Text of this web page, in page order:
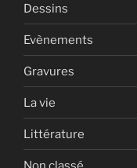
Dessins
Evènements
Gravures
La vie
Littérature